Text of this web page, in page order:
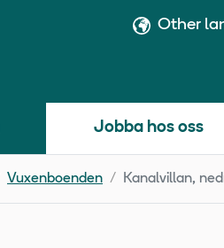
Other
Jobba hos oss
Vuxenboenden Kanalvillan,